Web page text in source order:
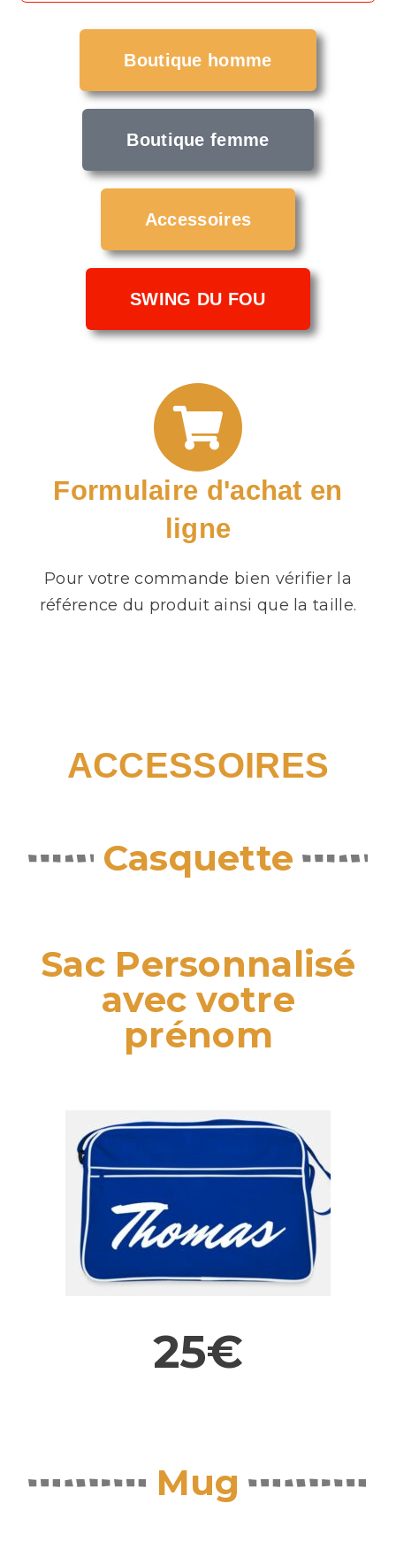
Boutique homme
Boutique femme
Accessoires
SWING DU FOU
Formulaire d'achat en
ligne
Pour votre commande bien vérifier la
référence du produit ainsi que la taille.
ACCESSOIRES
Casquette
Sac Personnalisé
avec votre
prénom
25€
Mug